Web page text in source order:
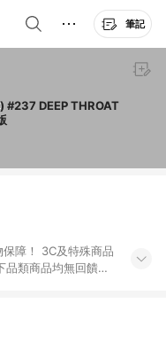
筆記
#237 DEEP THROAT
障！ 3C及特殊商品
起適用] -內接硬